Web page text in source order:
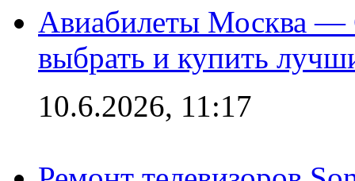
Авиабилеты Москва —
выбрать и купить
10.6.2026, 11:17